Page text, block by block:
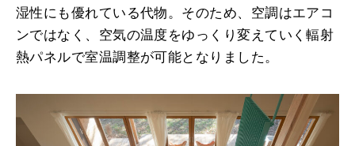
湿性にも優れている代物。そのため、空調はエアコ
ンではなく、空気の温度をゆっくり変えていく輻射
熱パネルで室温調整が可能となりました。